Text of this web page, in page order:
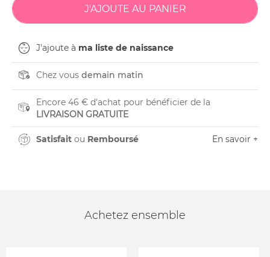
J'ajoute à ma liste de naissance
Chez vous demain matin
Encore 46 € d'achat pour bénéficier de la
LIVRAISON GRATUITE
Satisfait ou Remboursé En savoir +
Achetez ensemble